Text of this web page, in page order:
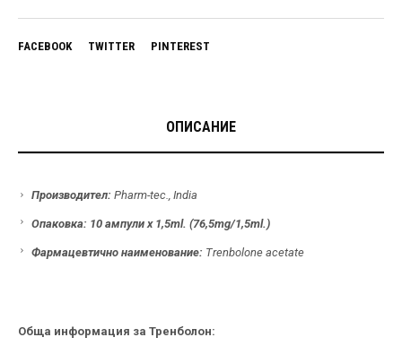
FACEBOOK TWITTER PINTEREST
ОПИСАНИЕ
Производител: Pharm-tec., India
Опаковка: 10 ампули х 1,5ml. (76,5mg/1,5ml.)
Фармацевтично наименование: Trenbolone acetate
Обща информация за Тренболон: